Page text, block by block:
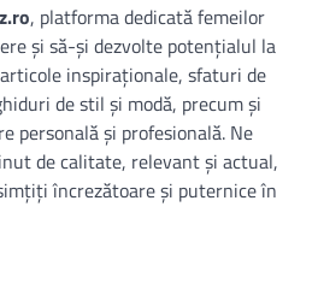
, platforma dedicată femeilor
și să-și dezvolte potențialul la
inspiraționale, sfaturi de
de stil și modă, precum și
personală și profesională. Ne
de calitate, relevant și actual,
încrezătoare și puternice în